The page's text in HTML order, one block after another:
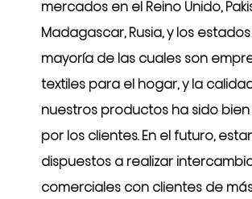
mercados en el Reino Unido,
Madagascar, Rusia, y los
mayoría de las cuales son
textiles para el hogar, y la
nuestros productos ha sido
por los clientes. En el futuro,
dispuestos a realizar
comerciales con clientes de